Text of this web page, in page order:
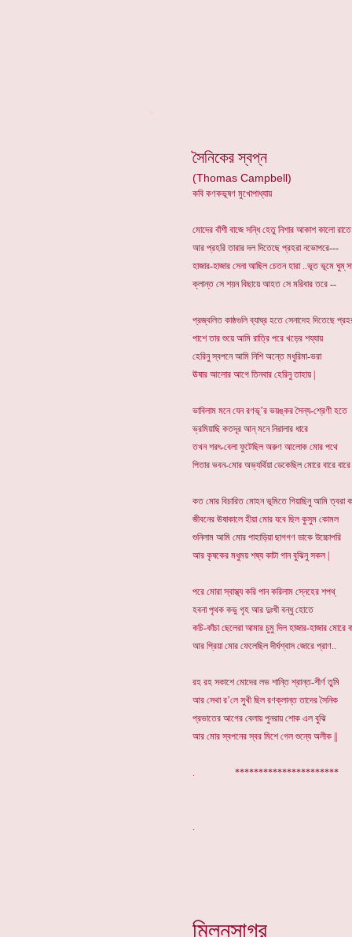
সৈনিকের স্বপ্ন
(Thomas Campbell)
কবি কণকভূষণ মুখোপাধ্যায়
মোদের বাঁশী বাজে সন্ধি হেতু নিশার আকাশ কালো রাতে
আর প্রহরি তারার দল দিতেছে প্রহরা নভোপরে---
হাজার-হাজার সেনা আছিল চেতন হারা ..ভূত ভূমে ঘুম্
ক্লান্ত সে শয়ন বিছায়ে আহত সে মরিবার তরে --
প্রজ্বলিত কাষ্ঠগুলি ব্যাঘ্র হতে সেনাদেহ দিতেছে
পাশে তার শুয়ে আমি রাত্রি পরে খড়ের শয্যায়
হেরিনু স্বপনে আমি নিশি অন্তে মধুরিমা-ভরা
ঊষার আলোর আগে তিনবার হেরিনু তাহায় |
ভাবিলাম মনে যেন রণভূ’র ভয়ঙ্কর সৈন্য-শ্রেণী হতে
ভ্রমিয়াছি কতদূর আন্ মনে নিরালার ধারে
তখন শরৎ-বেলা ফুটেছিল অরুণ আলোক মোর পথে
পিতার ভবন-মোর অভ্যর্থিয়া ডেকেছিল মোরে বারে
কত মোর বিচারিত মোহন ভূমিতে গিয়াছিনু আমি ত্বরা
জীবনের ঊষাকালে হীয়া মোর যবে ছিল কুসুম কোমল
শুনিলাম আমি মোর পাহাড়িয়া ছাগগণ ডাকে উচ্চোপরি
আর কৃষকের মধুময় শষ্য কাটা গান বুঝিনু সকল |
পরে মোরা স্বাস্থ্য করি পান করিলাম স্নেহের শপথ্
হবনা পৃথক কভু গৃহ আর দুঃখী বন্ধু হোতে
কচি-কাঁচা ছেলেরা আমার চুমু দিল হাজার-হাজার মোরে
আর প্রিয়া মোর ফেলেছিল দীর্ঘশ্বাস জোরে প্রাণ..
রহ রহ সকাশে মোদের লভ শান্তি শ্রান্ত-শীর্ণ তুমি
আর সেথা র’লে সুখী ছিল রণক্লান্ত তাদের সৈনিক
প্রভাতের আগের বেলায় পুনরায় শোক এল বুঝি
আর মোর স্বপনের স্বর মিশে গেল শুন্যে অলীক ||
. **********************
মিলনসাগর